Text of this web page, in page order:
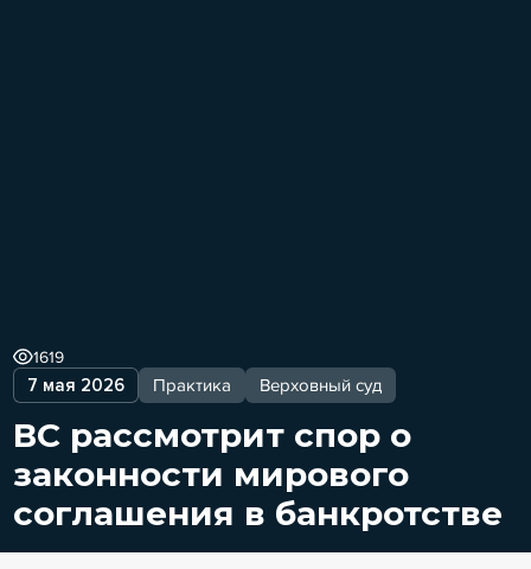
7 мая 2026 Практика Верховный суд
1619
ВС рассмотрит спор о
законности мирового
соглашения в банкротстве